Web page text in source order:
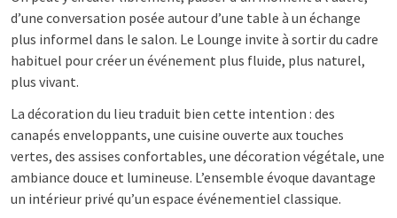
d’une conversation posée autour d’une table à un échange
plus informel dans le salon. Le Lounge invite à sortir du cadre
habituel pour créer un événement plus fluide, plus naturel,
plus vivant.
La décoration du lieu traduit bien cette intention : des
canapés enveloppants, une cuisine ouverte aux touches
vertes, des assises confortables, une décoration végétale, une
ambiance douce et lumineuse. L’ensemble évoque davantage
un intérieur privé qu’un espace événementiel classique.